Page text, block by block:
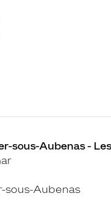
sous-Aubenas -
sous-Aubenas